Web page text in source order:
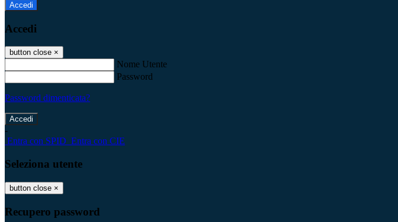
Accedi
Accedi
button close ×
Nome Utente
Password
Password dimenticata?
-
Entra con SPID Entra con CIE
Seleziona utente
button close ×
Recupero password